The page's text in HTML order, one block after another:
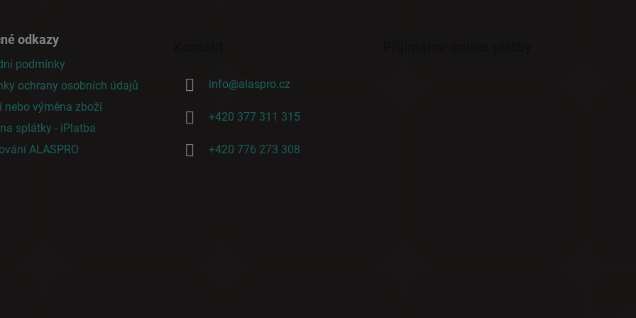
odkazy
podmínky
ochrany osobních údajů
nebo výměna zboží
splátky - iPlatba
ALASPRO
info@alaspro.cz
+420 377 311 315
+420 776 273 308